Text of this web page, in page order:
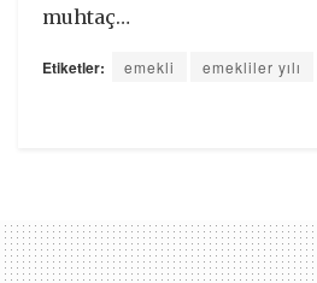
muhtaç…
Etiketler: emekli emekliler yılı